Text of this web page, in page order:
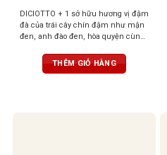
DICIOTTO + 1 sở hữu hương vị đậm
đà của trái cây chín đậm như mận
đen, anh đào đen, hòa quyện cùng
rượu mạnh mẽ, tròn đầy, tannin
mượt mà và hậu vị kéo dài ấm áp,
THÊM GIỎ HÀNG